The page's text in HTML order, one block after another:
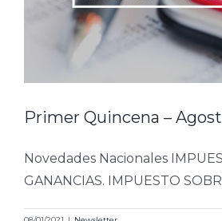
Primer Quincena –
Novedades Nacionales
GANANCIAS. IMPUESTO